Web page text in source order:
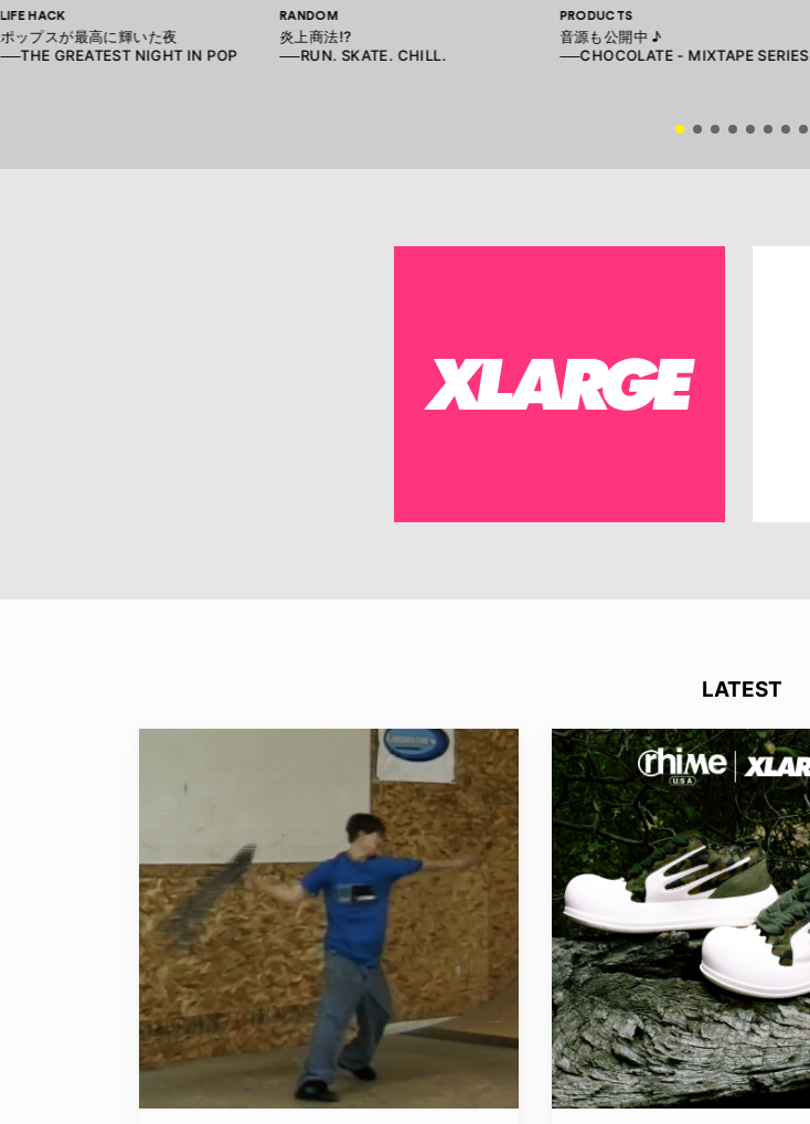
LIFE HACK
ポップスが最高に輝いた夜
──THE GREATEST NIGHT IN POP
RANDOM
炎上商法!?
──RUN. SKATE. CHILL.
PRODUCTS
音源も公開中 ♪
──CHOCOLATE - MIXTAPE SERIES
LATEST